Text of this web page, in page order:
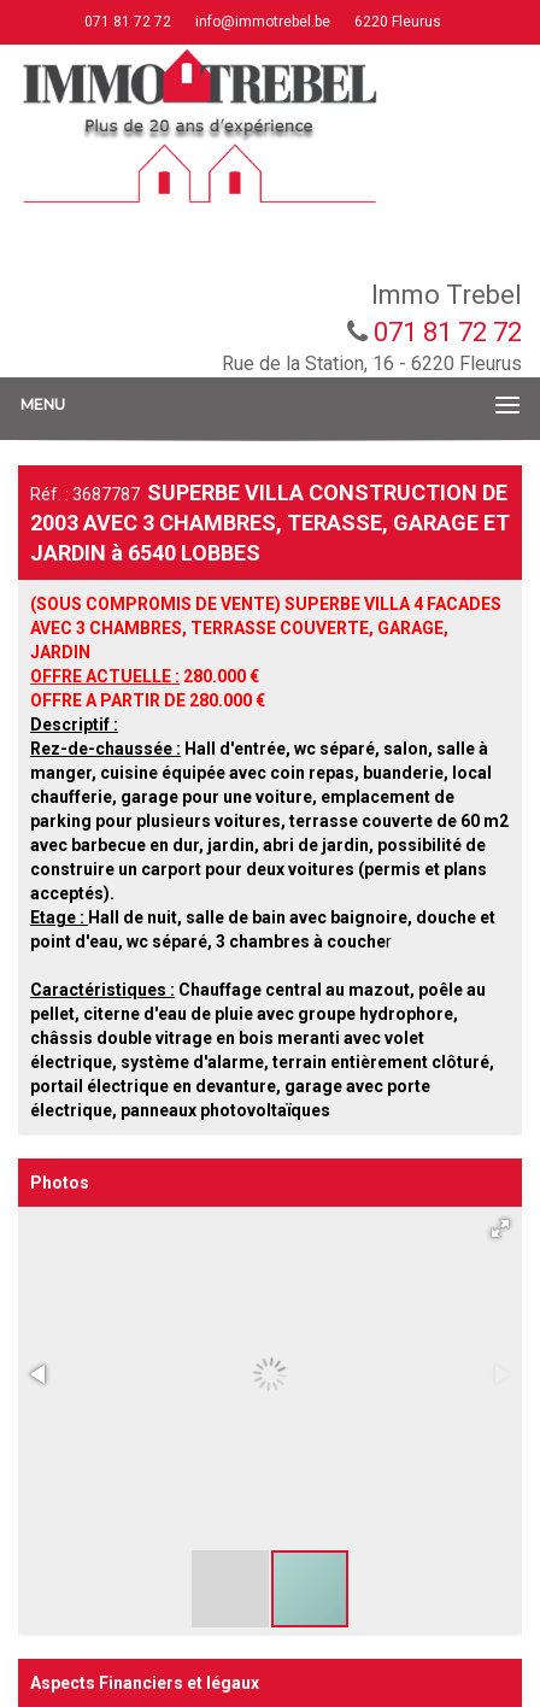
071 81 72 72 info@immotrebel.be 6220 Fleurus
Immo Trebel
071 81 72 72
Rue de la Station, 16 - 6220 Fleurus
MENU
Réf. : 3687787 SUPERBE VILLA CONSTRUCTION DE
2003 AVEC 3 CHAMBRES, TERASSE, GARAGE ET
JARDIN à 6540 LOBBES
(SOUS COMPROMIS DE VENTE) SUPERBE VILLA 4 FACADES
AVEC 3 CHAMBRES, TERRASSE COUVERTE, GARAGE,
JARDIN
OFFRE ACTUELLE : 280.000 €
OFFRE A PARTIR DE 280.000 €
Descriptif :
Rez-de-chaussée : Hall d'entrée, wc séparé, salon, salle à
manger, cuisine équipée avec coin repas, buanderie, local
chaufferie, garage pour une voiture, emplacement de
parking pour plusieurs voitures, terrasse couverte de 60 m2
avec barbecue en dur, jardin, abri de jardin, possibilité de
construire un carport pour deux voitures (permis et plans
acceptés).
Etage : Hall de nuit, salle de bain avec baignoire, douche et
point d'eau, wc séparé, 3 chambres à coucher
Caractéristiques : Chauffage central au mazout, poêle au
pellet, citerne d'eau de pluie avec groupe hydrophore,
châssis double vitrage en bois meranti avec volet
électrique, système d'alarme, terrain entièrement clôturé,
portail électrique en devanture, garage avec porte
électrique, panneaux photovoltaïques
Photos
Aspects Financiers et légaux